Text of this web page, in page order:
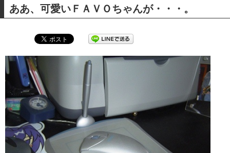
ああ、可愛いＦＡＶＯちゃんが・・・。